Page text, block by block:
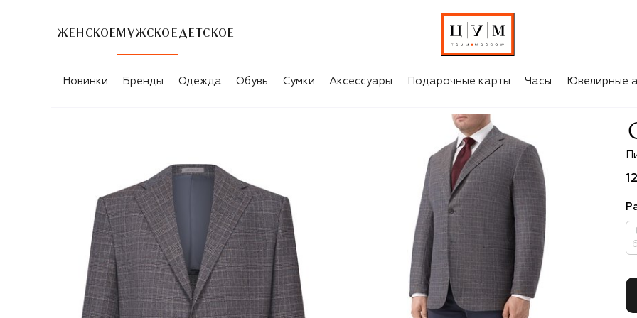
ЖЕНСКОЕ МУЖСКОЕ ДЕТСКОЕ
Новинки Бренды Одежда Обувь Сумки Аксессуары Подарочные карты Часы Ювелирные